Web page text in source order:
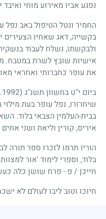
נפגע אביו מאירוע מוחי
החמיר ונטל הטיפול באב
בקשייה, דאג שאחיו
ולבקשתו, נשלח לעבוד
אישיות שובץ לשרת במטבח.
את עופר כחברותי ואחראי
ביום י"ט בחשוון תשנ"ג (14.11.1992)
שיחרורו, נפל עופר בעת
בבית-העלמין הצבאי בלוד.
איריס, קורין וליאת ושני אחים
הוריו תרמו לזכרו ספר תורה
בלוד, וספרי לימוד 'אור
חייכן / פ - פרח שושן כלה
חיוכו וטוב ליבו לעולם לא